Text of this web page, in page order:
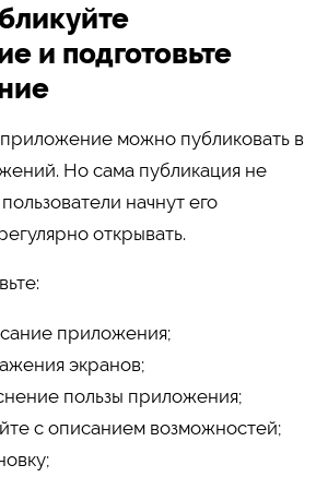
и подготовьте
можно публиковать в
Но сама публикация не
начнут его
открывать.
приложения;
экранов;
пользы приложения;
с описанием возможностей;